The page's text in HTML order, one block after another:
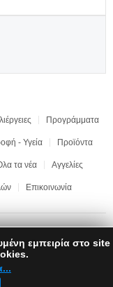
Προγράμματα
- Υγεία Προϊόντα
τα νέα Αγγελίες
Επικοινωνία
| Development by
εμπειρία στο site